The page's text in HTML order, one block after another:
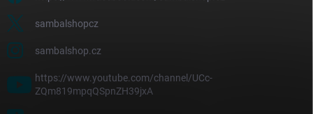
sambalshopcz
sambalshop.cz
https://www.youtube.com/channel/UCc-
ZQm819mpqQSpnZH39jxA